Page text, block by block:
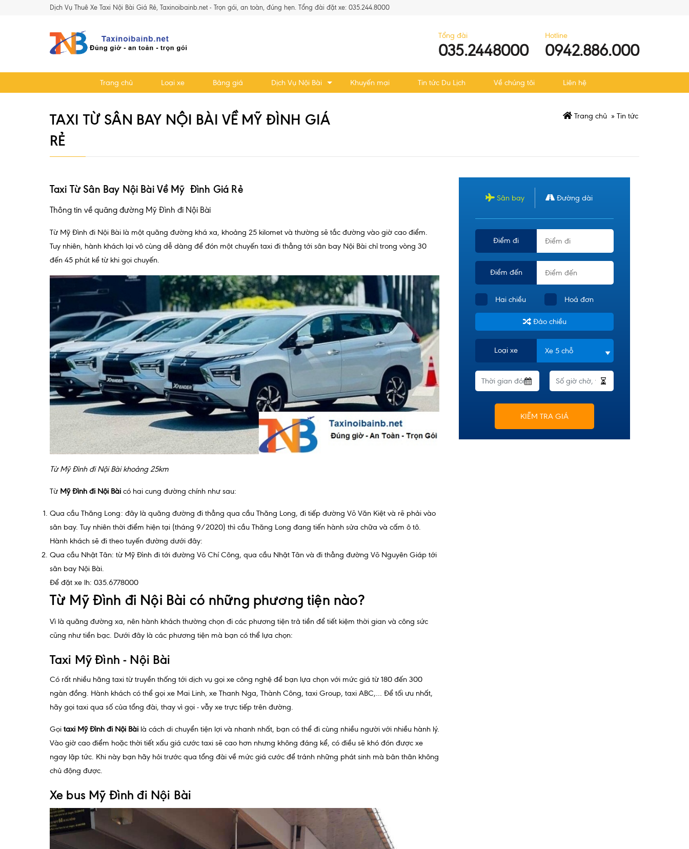
Dịch Vụ Thuê Xe Taxi Nội Bài Giá Rẻ, Taxinoibainb.net - Trọn gói, an toàn, đúng hẹn. Tổng đài đặt xe: 035.244.8000
Tổng đài
035.2448000
Hotline
0942.886.000
Trang chủ Loại xe Bảng giá Dịch Vụ Nội Bài Khuyến mại Tin tức Du Lịch Về chúng tôi Liên hệ
TAXI TỪ SÂN BAY NỘI BÀI VỀ MỸ ĐÌNH GIÁ
RẺ
Trang chủ » Tin tức
Taxi Từ Sân Bay Nội Bài Về Mỹ Đình Giá Rẻ
Thông tin về quãng đường Mỹ Đình đi Nội Bài
Từ Mỹ Đình đi Nội Bài là một quãng đường khá xa, khoảng 25 kilomet và thường sẽ tắc đường vào giờ cao điểm.
Tuy nhiên, hành khách lại vô cùng dễ dàng để đón một chuyến taxi đi thẳng tới sân bay Nội Bài chỉ trong vòng 30
đến 45 phút kể từ khi gọi chuyến.
Từ Mỹ Đình đi Nội Bài khoảng 25km
Từ Mỹ Đình đi Nội Bài có hai cung đường chính như sau:
Qua cầu Thăng Long: đây là quãng đường đi thẳng qua cầu Thăng Long, đi tiếp đường Võ Văn Kiệt và rẽ phải vào
sân bay. Tuy nhiên thời điểm hiện tại (tháng 9/2020) thì cầu Thăng Long đang tiến hành sửa chữa và cấm ô tô.
Hành khách sẽ đi theo tuyến đường dưới đây:
Qua cầu Nhật Tân: từ Mỹ Đình đi tới đường Võ Chí Công, qua cầu Nhật Tân và đi thẳng đường Võ Nguyên Giáp tới
sân bay Nội Bài.
Để đặt xe lh: 035.6778000
Từ Mỹ Đình đi Nội Bài có những phương tiện nào?
Vì là quãng đường xa, nên hành khách thường chọn đi các phương tiện trả tiền để tiết kiệm thời gian và công sức
cũng như tiền bạc. Dưới đây là các phương tiện mà bạn có thể lựa chọn:
Taxi Mỹ Đình - Nội Bài
Có rất nhiều hãng taxi từ truyền thống tới dịch vụ gọi xe công nghệ để bạn lựa chọn với mức giá từ 180 đến 300
ngàn đồng. Hành khách có thể gọi xe Mai Linh, xe Thanh Nga, Thành Công, taxi Group, taxi ABC,… Để tối ưu nhất,
hãy gọi taxi qua số của tổng đài, thay vì gọi - vẫy xe trực tiếp trên đường.
Gọi taxi Mỹ Đình đi Nội Bài là cách di chuyển tiện lợi và nhanh nhất, bạn có thể đi cùng nhiều người với nhiều hành lý.
Vào giờ cao điểm hoặc thời tiết xấu giá cước taxi sẽ cao hơn nhưng không đáng kể, có điều sẽ khó đón được xe
ngay lập tức. Khi này bạn hãy hỏi trước qua tổng đài về mức giá cước để tránh những phát sinh mà bản thân không
chủ động được.
Xe bus Mỹ Đình đi Nội Bài
Sân bay Đường dài
Điểm đi
Điểm đến
Hai chiều Hoá đơn
Đảo chiều
Loại xe
KIỂM TRA GIÁ